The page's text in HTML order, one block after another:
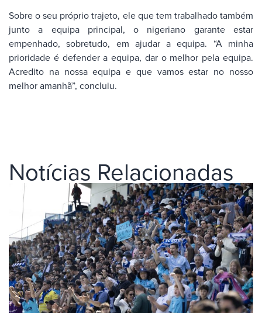
Sobre o seu próprio trajeto, ele que tem trabalhado também
junto a equipa principal, o nigeriano garante estar
empenhado, sobretudo, em ajudar a equipa. “A minha
prioridade é defender a equipa, dar o melhor pela equipa.
Acredito na nossa equipa e que vamos estar no nosso
melhor amanhã”, concluiu.
Notícias Relacionadas